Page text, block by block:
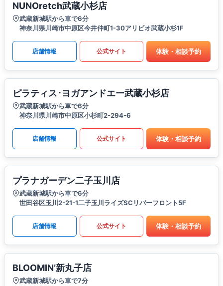
NUNOretch武蔵小杉店
武蔵新城駅から車で6分
神奈川県川崎市中原区今井仲町1-30アリビオ武蔵小杉1F
店舗情報 公式サイト 体験・相談予約
ピラティス･ヨガアンドエー武蔵小杉店
武蔵新城駅から車で6分
神奈川県川崎市中原区小杉町2-294-6
店舗情報 公式サイト 体験・相談予約
プラナガーデン二子玉川店
武蔵新城駅から車で6分
世田谷区玉川2-21-1二子玉川ライズSCリバーフロント5F
店舗情報 公式サイト 体験・相談予約
BLOOMIN’新丸子店
武蔵新城駅から車で7分